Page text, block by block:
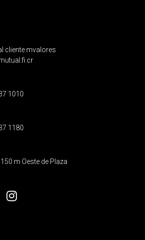
cliente mvalores
1010
1180
m Oeste de Plaza